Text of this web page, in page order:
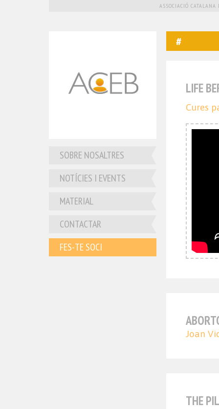
ASSOCIACIÓ
SOBRE NOSALTRES
NOTÍCIES I EVENTS
MATERIAL
CONTACTAR
FES-TE SOCI
LIFE
Cures
Joan
THE